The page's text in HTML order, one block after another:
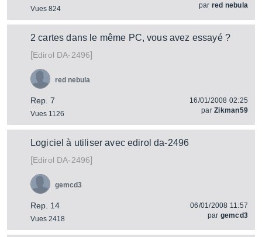
Vues 824 par red nebula
2 cartes dans le même PC, vous avez essayé ?
[Edirol DA-2496]
Rep. 7
Vues 1126
red nebula
16/01/2008 02:25
parZikman59
Logiciel à utiliser avec edirol da-2496
[Edirol DA-2496]
Rep. 14
Vues 2418
gemcd3
06/01/2008 11:57
par gemcd3